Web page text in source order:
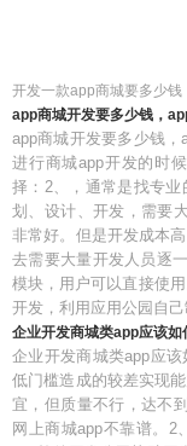
开发一款app商城要多少钱
app商城开发要多少钱，
app商城开发要多少钱
进行商城app开发的时
择：2、，通常是找专
划、设计、开发，需要
非常好。但是开发成本
去需要大量开发人员逐
模块，用户可以直接使
开发，利用应用公园自己
企业开发商城类app应该如
企业开发商城类app应
低门槛造成的较差实现
宜，但质量不行，达不
网上商城app不靠谱。2